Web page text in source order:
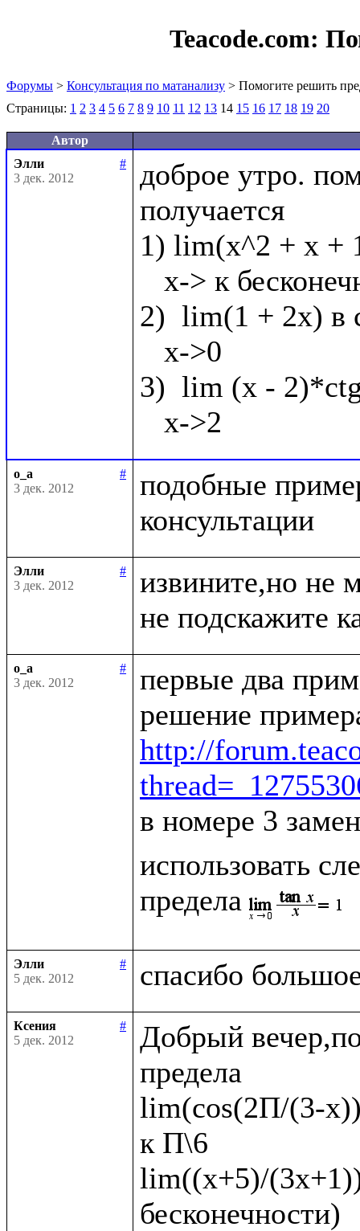
Teacode.com:
Форумы > Консультация по матанализу > Помогите решить
Страницы: 1 2 3 4 5 6 7 8 9 10 11 12 13 14 15 16 17 18 19 20
Автор
Элли
#
3 дек. 2012
доброе утро.
получается
1) lim(x^2 + x +
2)  lim(1 + 2x) в
3)  lim (x -
o_a
#
3 дек. 2012
подобные
Элли
#
3 дек. 2012
извините,но не
o_a
#
3 дек. 2012
первые два
http://
в номере 3
использовать
предела
Элли
#
5 дек. 2012
Ксения
#
5 дек. 2012
Добрый
предела
lim(cos(2П/(3-
к П\6
lim((х+5)/
бесконечности)